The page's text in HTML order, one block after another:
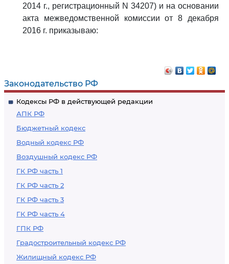
Законодательство РФ
Кодексы РФ в действующей редакции
АПК РФ
Бюджетный кодекс
Водный кодекс РФ
Воздушный кодекс РФ
ГК РФ часть 1
ГК РФ часть 2
ГК РФ часть 3
ГК РФ часть 4
ГПК РФ
Градостроительный кодекс РФ
Жилищный кодекс РФ
2014 г., регистрационный N 34207) и на основании
акта межведомственной комиссии от 8 декабря
2016 г. приказываю: